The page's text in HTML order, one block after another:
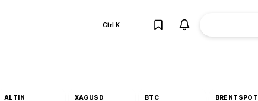
Ctrl K
ALTIN XAGUSD BTC BRENTSPOT